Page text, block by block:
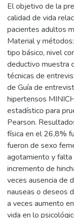
El objetivo de la
calidad de vida
pacientes adultos
Material y
tipo básico, nivel
deductivo muestra
técnicas de
de Guía de
hipertensos
estadístico para
Pearson.
física en el 26,8%
fueron de sexo
agotamiento y
incremento de
veces ausencia de
nauseas o deseos
a veces aumento
vida en lo